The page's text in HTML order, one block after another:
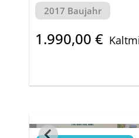
2017 Baujahr
1.990,00 €